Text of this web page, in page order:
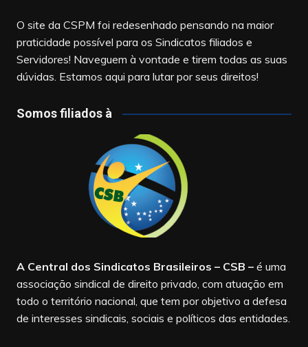
O site da CSPM foi redesenhado pensando na maior
praticidade possível para os Sindicatos filiados e
Servidores! Naveguem à vontade e tirem todas as suas
dúvidas. Estamos aqui para lutar por seus direitos!
Somos filiados à
A Central dos Sindicatos Brasileiros – CSB –é uma
associação sindical de direito privado, com atuação em
todo o território nacional, que tem por objetivo a defesa
de interesses sindicais, sociais e políticos das entidades.